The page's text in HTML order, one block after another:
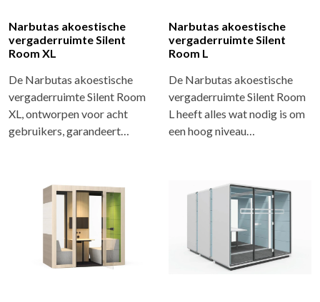
Narbutas akoestische
vergaderruimte Silent
Room XL
De Narbutas akoestische
vergaderruimte Silent Room
XL, ontworpen voor acht
gebruikers, garandeert…
Narbutas akoestische
vergaderruimte Silent
Room L
De Narbutas akoestische
vergaderruimte Silent Room
L heeft alles wat nodig is om
een hoog niveau…